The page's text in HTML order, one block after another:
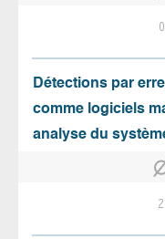
0
Détections par
comme logiciels
analyse du
2